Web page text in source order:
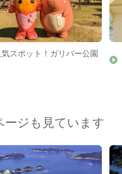
スポット！ガリバー公園
ージも見ています